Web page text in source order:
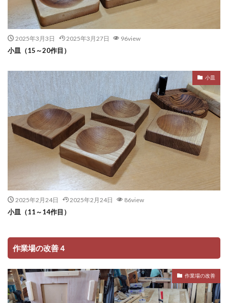
2025年3月3日 2025年3月27日 96view
小皿（15～20作目）
小皿
2025年2月24日 2025年2月24日 86view
小皿（11～14作目）
作業場の改善４
作業場の改善